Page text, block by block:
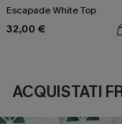
Escapade White Top
32,00 €
ACQUISTATI